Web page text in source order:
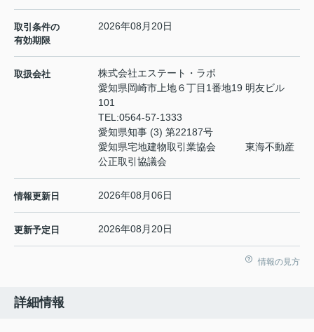
取引条件の
有効期限
2026年08月20日
取扱会社
株式会社エステート・ラボ
愛知県岡崎市上地６丁目1番地19 明友ビル
101
TEL:0564-57-1333
愛知県知事 (3) 第22187号
愛知県宅地建物取引業協会 東海不動産
公正取引協議会
情報更新日 2026年08月06日
更新予定日 2026年08月20日
情報の見方
詳細情報